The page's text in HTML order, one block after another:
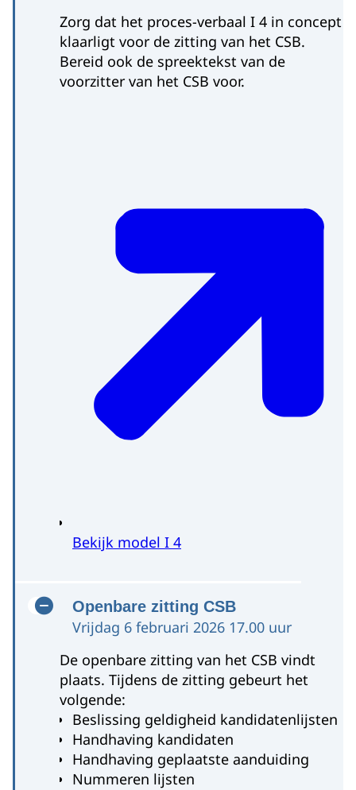
Zuid-Holland
Zorg dat het proces-verbaal I 4 in concept
klaarligt voor de zitting van het CSB.
Bereid ook de spreektekst van de
voorzitter van het CSB voor.
Bekijk model I 4
Openbare zitting CSB
Vrijdag 6 februari 2026 17.00 uur
De openbare zitting van het CSB vindt
plaats. Tijdens de zitting gebeurt het
volgende:
Beslissing geldigheid kandidatenlijsten
Handhaving kandidaten
Handhaving geplaatste aanduiding
Nummeren lijsten